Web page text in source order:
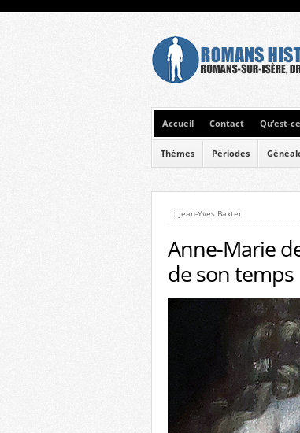
Accueil Contact Qu’est-
Thèmes Périodes
Jean-Yves Baxter
Anne-Marie
de son temps